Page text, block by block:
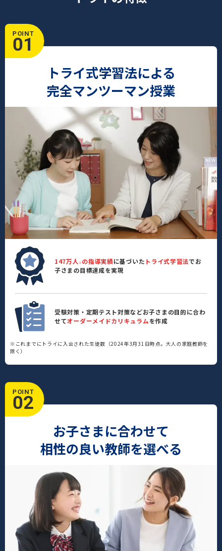
POINT
01
トライ式学習法による
完全マンツーマン授業
147万人 ※ の指導実績に基づいた トライ式学習法でお
子さまの目標達成を実現
受験対策・定期テスト対策などお子さまの目的に合わ
せてオーダーメイドカリキュラムを作成
※これまでにトライに入会された生徒数（2024年3月31日時点。大人の家庭教師を
除く）
POINT
02
お子さまに合わせて
相性の良い教師を選べる